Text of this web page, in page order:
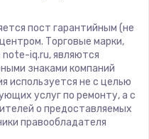
пост гарантийным (не
Торговые марки,
iq.ru, являются
знаками компаний
используется не с целью
услуг по ремонту, а с
о предоставляемых
правообладателя